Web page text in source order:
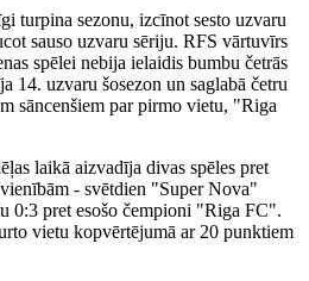
turpina sezonu, izcīnot sesto uzvaru
sauso uzvaru sēriju. RFS vārtuvīrs
spēlei nebija ielaidis bumbu četrās
14. uzvaru šosezon un saglabā četru
sāncenšiem par pirmo vietu, "Riga
laikā aizvadīja divas spēles pret
- svētdien "Super Nova"
0:3 pret esošo čempioni "Riga FC".
vietu kopvērtējumā ar 20 punktiem